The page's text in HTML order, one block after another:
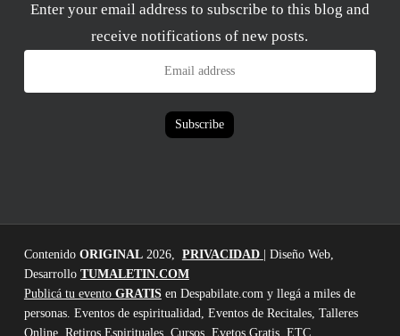
Enter your email address to subscribe to this blog and
receive notifications of new posts.
Email
Subscribe
Contenido ORIGINAL2026, PRIVACIDAD
| Diseño Web,
Desarrollo TUMALETIN.COM
Publicá tu evento GRATISen Despabilate.com y llegá a miles de
personas. Eventos de espiritualidad, Eventos de Recitales, Talleres
Online, Retiros Espirituales, Cursos, Evetos Gratis, ETC.